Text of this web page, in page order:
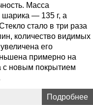
Масса
шарика — 135 г, а
стало в три раза
количество видимых
его
примерно на
с новым покрытием
Подробнее